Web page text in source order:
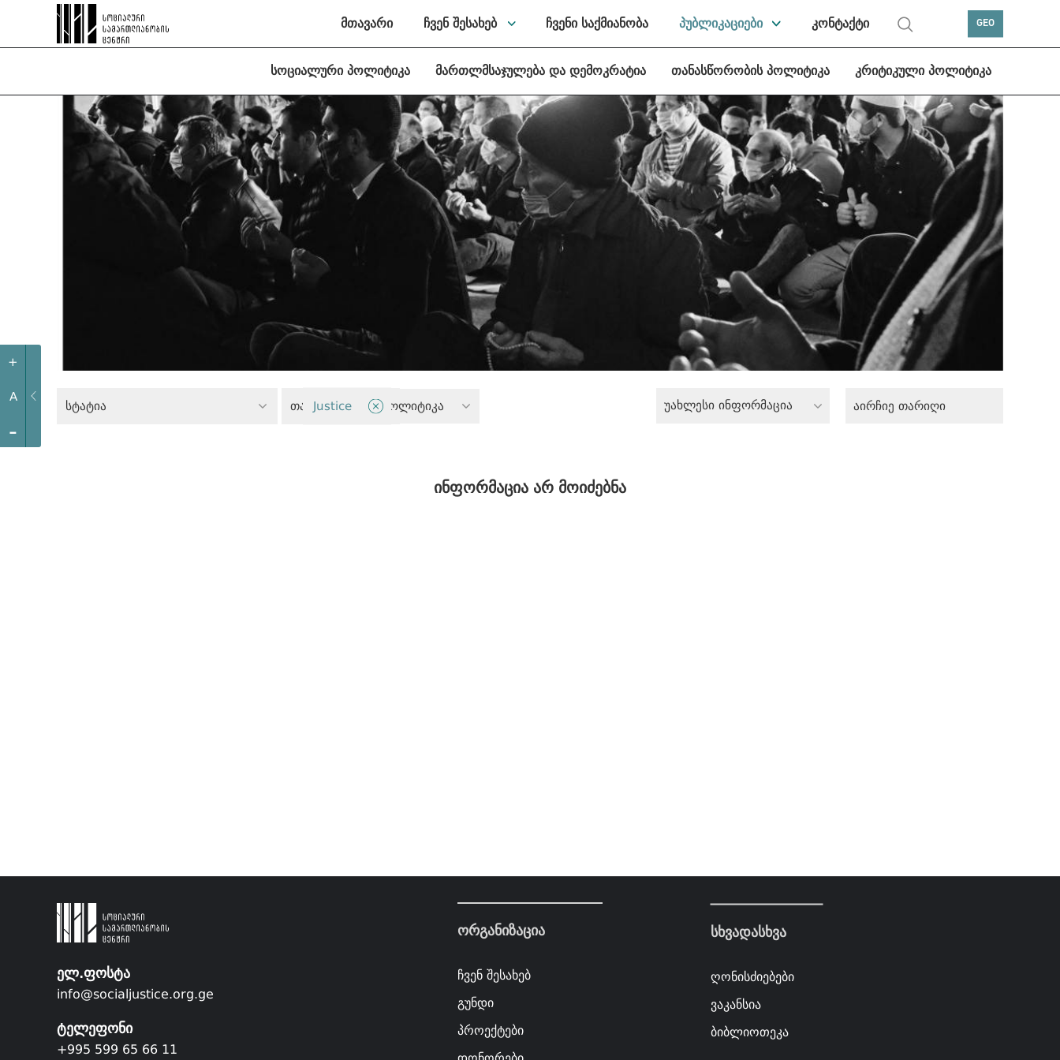
+
A
-
მთავარი ჩვენ შესახებ ჩვენი საქმიანობა პუბლიკაციები კონტაქტი GEO
სოციალური პოლიტიკა მართლმსაჯულება და დემოკრატია თანასწორობის პოლიტიკა კრიტიკული პოლიტიკა
სტატია თანასწორობის პოლიტიკა
Justice უახლესი ინფორმაცია
ინფორმაცია არ მოიძებნა
ელ.ფოსტა
info@socialjustice.org.ge
ტელეფონი
+995 599 65 66 11
ორგანიზაცია
ჩვენ შესახებ
გუნდი
პროექტები
სხვადასხვა
ღონისძიებები
ვაკანსია
ბიბლიოთეკა